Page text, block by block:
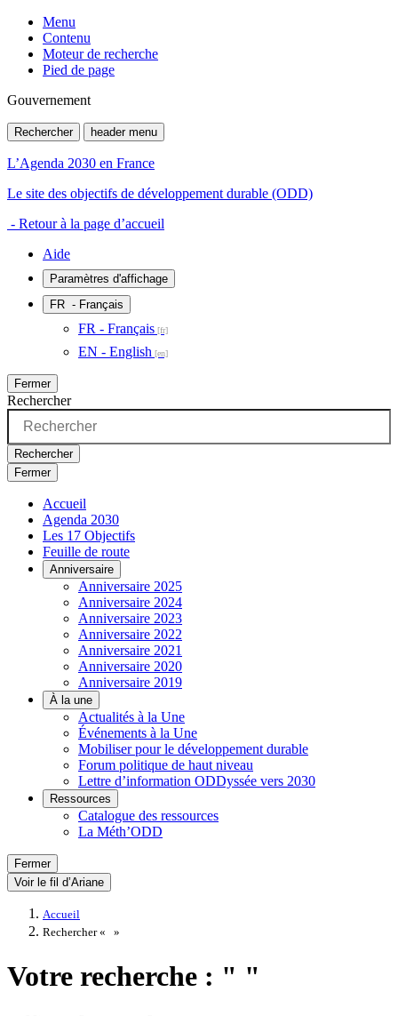
Menu
Contenu
Moteur de recherche
Pied de page
Gouvernement
Rechercher header menu
L’Agenda 2030 en France
Le site des objectifs de développement durable (ODD)
- Retour à la page d’accueil
Aide
Paramètres d'affichage
FR - Français
FR - Français
EN - English
Fermer
Rechercher
Rechercher
Fermer
Accueil
Agenda 2030
Les 17 Objectifs
Feuille de route
Anniversaire
Anniversaire 2025
Anniversaire 2024
Anniversaire 2023
Anniversaire 2022
Anniversaire 2021
Anniversaire 2020
Anniversaire 2019
À la une
Actualités à la Une
Événements à la Une
Mobiliser pour le développement durable
Forum politique de haut niveau
Lettre d’information ODDyssée vers 2030
Ressources
Catalogue des ressources
La Méth’ODD
Fermer
Voir le fil d’Ariane
Accueil
Rechercher «
»
Votre recherche : " "